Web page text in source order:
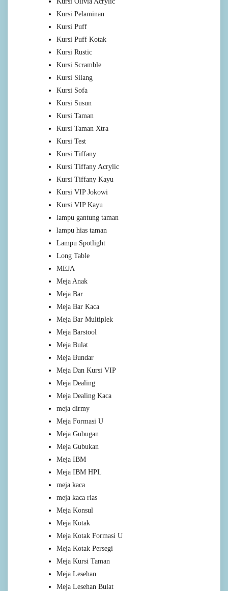
Kursi Pelaminan
Kursi Puff
Kursi Puff Kotak
Kursi Rustic
Kursi Scramble
Kursi Silang
Kursi Sofa
Kursi Susun
Kursi Taman
Kursi Taman Xtra
Kursi Test
Kursi Tiffany
Kursi Tiffany Acrylic
Kursi Tiffany Kayu
Kursi VIP Jokowi
Kursi VIP Kayu
lampu gantung taman
lampu hias taman
Lampu Spotlight
Long Table
MEJA
Meja Anak
Meja Bar
Meja Bar Kaca
Meja Bar Multiplek
Meja Barstool
Meja Bulat
Meja Bundar
Meja Dan Kursi VIP
Meja Dealing
Meja Dealing Kaca
meja dirmy
Meja Formasi U
Meja Gubugan
Meja Gubukan
Meja IBM
Meja IBM HPL
meja kaca
meja kaca rias
Meja Konsul
Meja Kotak
Meja Kotak Formasi U
Meja Kotak Persegi
Meja Kursi Taman
Meja Lesehan
Meja Lesehan Bulat